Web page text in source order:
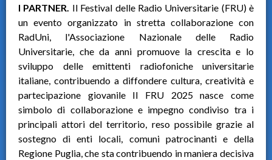
I PARTNER. Il Festival delle Radio Universitarie (FRU) è
un evento organizzato in stretta collaborazione con
RadUni, l'Associazione Nazionale delle Radio
Universitarie, che da anni promuove la crescita e lo
sviluppo delle emittenti radiofoniche universitarie
italiane, contribuendo a diffondere cultura, creatività e
partecipazione giovanile Il FRU 2025 nasce come
simbolo di collaborazione e impegno condiviso tra i
principali attori del territorio, reso possibile grazie al
sostegno di enti locali, comuni patrocinanti e della
Regione Puglia, che sta contribuendo in maniera decisiva